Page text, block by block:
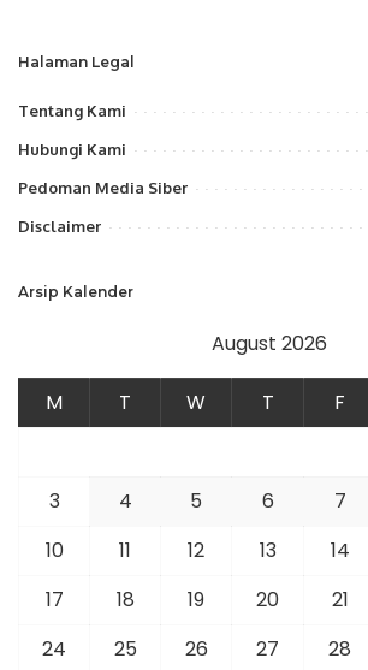
Halaman Legal
Tentang Kami
Hubungi Kami
Pedoman Media Siber
Disclaimer
Arsip Kalender
August 2026
M T W T F
3
4 5 6 7
10
11 12 13 14
17
18 19 20 21
24
25 26 27 28